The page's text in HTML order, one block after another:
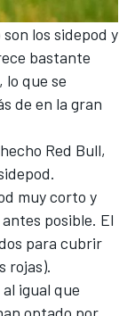
los sidepod y
bastante
lo que se
de en la gran
Red Bull,
muy corto y
posible. El
para cubrir
rojas).
igual que
optado por